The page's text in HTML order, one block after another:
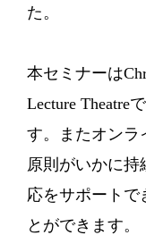
た。
本セミナーは
Lecture Theatre
す。またオンラ
原則がいかに持
応をサポートで
とができます。